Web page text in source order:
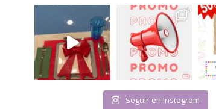
Seguir en Instagram